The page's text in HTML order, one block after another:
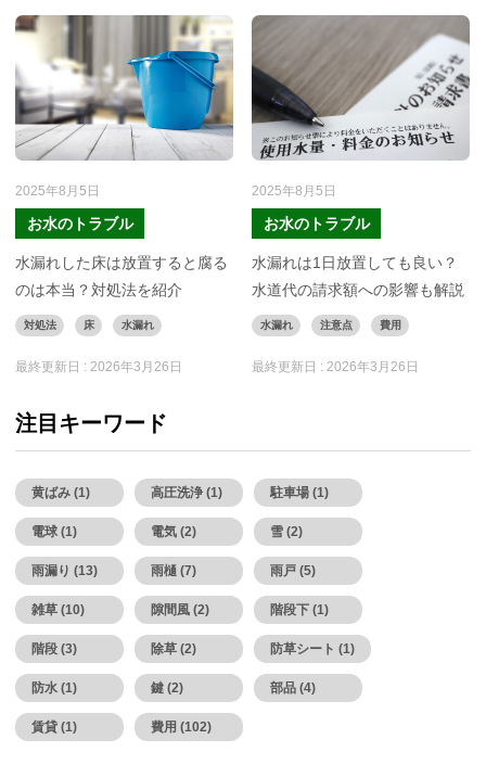
2025年8月5日
お水のトラブル
水漏れした床は放置すると腐る
のは本当？対処法を紹介
対処法 床 水漏れ
最終更新日 : 2026年3月26日
2025年8月5日
お水のトラブル
水漏れは1日放置しても良い？
水道代の請求額への影響も解説
水漏れ 注意点 費用
最終更新日 :2026年3月26日
注目キーワード
黄ばみ (1) 高圧洗浄 (1) 駐車場 (1)
電球 (1) 電気 (2) 雪 (2)
雨漏り (13) 雨樋 (7) 雨戸 (5)
雑草 (10) 隙間風 (2) 階段下 (1)
階段 (3) 除草 (2) 防草シート (1)
防水 (1) 鍵 (2) 部品 (4)
賃貸 (1) 費用 (102)